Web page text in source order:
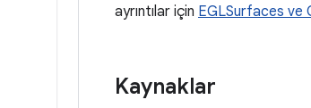
ayrıntılar için EGLSurfaces ve
Kaynaklar